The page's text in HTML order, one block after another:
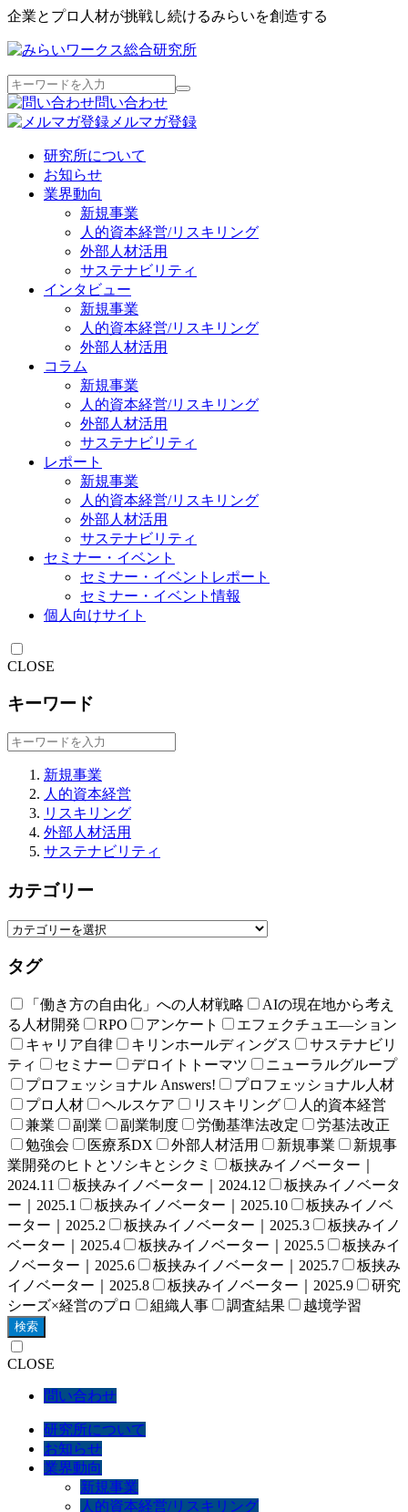
企業とプロ人材が挑戦し続けるみらいを創造する
問い合わせ
メルマガ登録
研究所について
お知らせ
業界動向
新規事業
人的資本経営/リスキリング
外部人材活用
サステナビリティ
インタビュー
新規事業
人的資本経営/リスキリング
外部人材活用
コラム
新規事業
人的資本経営/リスキリング
外部人材活用
サステナビリティ
レポート
新規事業
人的資本経営/リスキリング
外部人材活用
サステナビリティ
セミナー・イベント
セミナー・イベントレポート
セミナー・イベント情報
個人向けサイト
CLOSE
キーワード
新規事業
人的資本経営
リスキリング
外部人材活用
サステナビリティ
カテゴリー
タグ
「働き方の自由化」への人材戦略
AIの現在地から考え
る人材開発
RPO アンケート
エフェクチュエ―ション
キャリア自律
キリンホールディングス
サステナビリ
ティ
セミナー デロイトトーマツ
ニューラルグループ
プロフェッショナル Answers!
プロフェッショナル人材
プロ人材
ヘルスケア リスキリング
人的資本経営
兼業
副業 副業制度 労働基準法改定
労基法改正
勉強会
医療系DX 外部人材活用 新規事業
新規事
業開発のヒトとソシキとシクミ
板挟みイノベーター｜
2024.11
板挟みイノベーター｜2024.12
板挟みイノベータ
ー｜2025.1
板挟みイノベーター｜2025.10
板挟みイノベ
ーター｜2025.2
板挟みイノベーター｜2025.3
板挟みイノ
ベーター｜2025.4
板挟みイノベーター｜2025.5
板挟みイ
ノベーター｜2025.6
板挟みイノベーター｜2025.7
板挟み
イノベーター｜2025.8
板挟みイノベーター｜2025.9
研究
シーズ×経営のプロ
組織人事 調査結果 越境学習
検索
CLOSE
問い合わせ
研究所について
お知らせ
業界動向
新規事業
人的資本経営/リスキリング